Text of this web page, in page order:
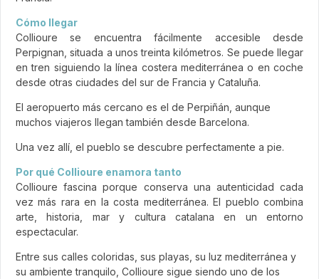
Cómo llegar
Collioure se encuentra fácilmente accesible desde
Perpignan, situada a unos treinta kilómetros. Se puede llegar
en tren siguiendo la línea costera mediterránea o en coche
desde otras ciudades del sur de Francia y Cataluña.
El aeropuerto más cercano es el de Perpiñán, aunque
muchos viajeros llegan también desde Barcelona.
Una vez allí, el pueblo se descubre perfectamente a pie.
Por qué Collioure enamora tanto
Collioure fascina porque conserva una autenticidad cada
vez más rara en la costa mediterránea. El pueblo combina
arte, historia, mar y cultura catalana en un entorno
espectacular.
Entre sus calles coloridas, sus playas, su luz mediterránea y
su ambiente tranquilo, Collioure sigue siendo uno de los